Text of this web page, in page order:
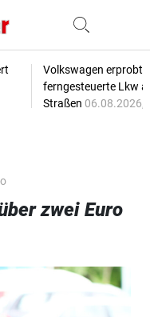
Volkswagen erprobt
ferngesteuerte Lkw
Straßen 06.08.2026,
zwei Euro